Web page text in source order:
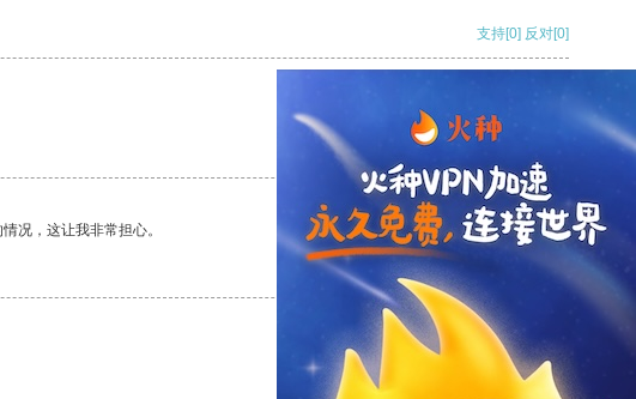
支持[0] 反对[0]
况，这让我非常担心。
反对
反对[0]